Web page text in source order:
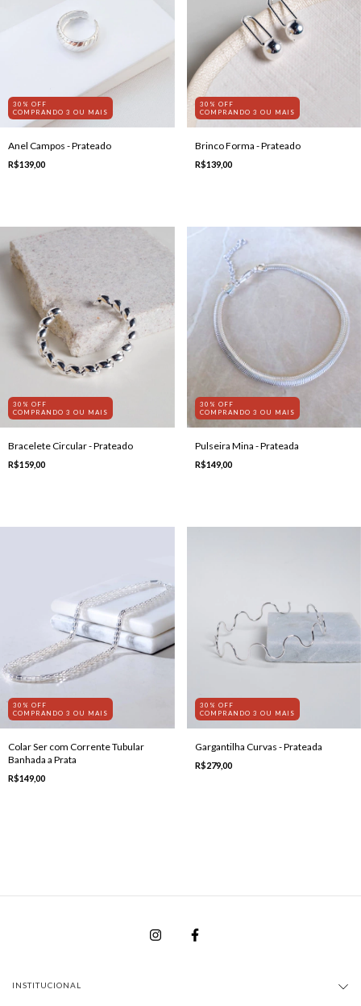
30% OFF
COMPRANDO 3 OU MAIS
Anel Campos - Prateado
R$139,00
30% OFF
COMPRANDO 3 OU MAIS
Brinco Forma - Prateado
R$139,00
30% OFF
COMPRANDO 3 OU MAIS
Bracelete Circular - Prateado
R$159,00
30% OFF
COMPRANDO 3 OU MAIS
Pulseira Mina - Prateada
R$149,00
30% OFF
COMPRANDO 3 OU MAIS
Colar Ser com Corrente Tubular
Banhada a Prata
R$149,00
30% OFF
COMPRANDO 3 OU MAIS
Gargantilha Curvas - Prateada
R$279,00
INSTITUCIONAL